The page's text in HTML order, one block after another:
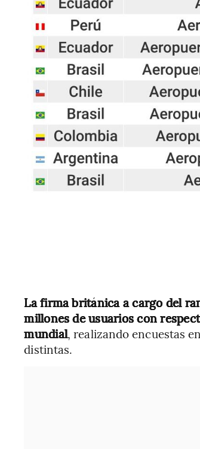
La firma británica a cargo del
millones de usuarios con
mundial, realizando encuestas
distintas.